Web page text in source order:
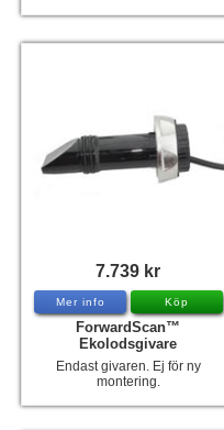
Thule - Lasthållare
7.739 kr
Mer info Köp
ForwardScan™
Ekolodsgivare
Endast givaren. Ej för ny
montering.